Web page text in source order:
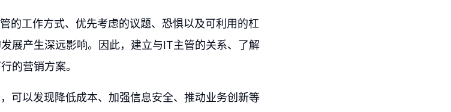
的工作方式、优先考虑的议题、恐惧以及可利用的杠
展产生深远影响。因此，建立与IT主管的关系、了解
的营销方案。
可以发现降低成本、加强信息安全、推动业务创新等